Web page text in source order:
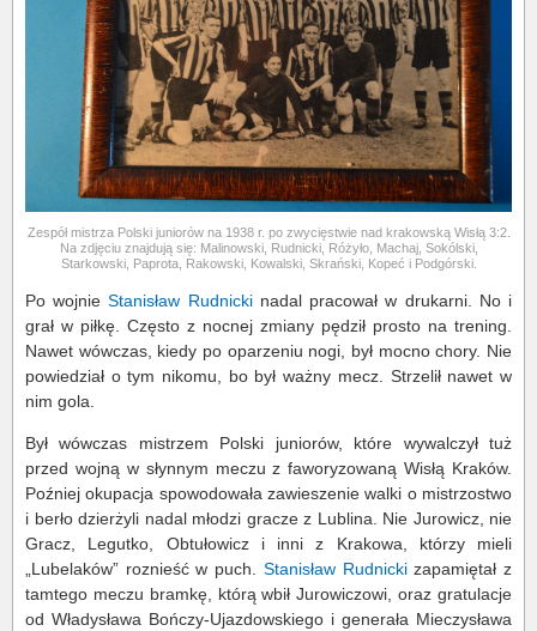
Zespół mistrza Polski juniorów na 1938 r. po zwycięstwie nad krakowską Wisłą 3:2.
Na zdjęciu znajdują się: Malinowski, Rudnicki, Różyło, Machaj, Sokólski,
Starkowski, Paprota, Rakowski, Kowalski, Skrański, Kopeć i Podgórski.
Po wojnieStanisław Rudnickinadal pracował w drukarni. No i
grał w piłkę. Często z nocnej zmiany pędził prosto na trening.
Nawet wówczas, kiedy po oparzeniu nogi, był mocno chory. Nie
powiedział o tym nikomu, bo był ważny mecz. Strzelił nawet w
nim gola.
Był wówczas mistrzem Polski juniorów, które wywalczył tuż
przed wojną w słynnym meczu z faworyzowaną Wisłą Kraków.
Poźniej okupacja spowodowała zawieszenie walki o mistrzostwo
i berło dzierżyli nadal młodzi gracze z Lublina. Nie Jurowicz, nie
Gracz, Legutko, Obtułowicz i inni z Krakowa, którzy mieli
„Lubelaków” roznieść w puch. Stanisław Rudnickizapamiętał z
tamtego meczu bramkę, którą wbił Jurowiczowi, oraz gratulacje
od Władysława Bończy-Ujazdowskiego i generała Mieczysława